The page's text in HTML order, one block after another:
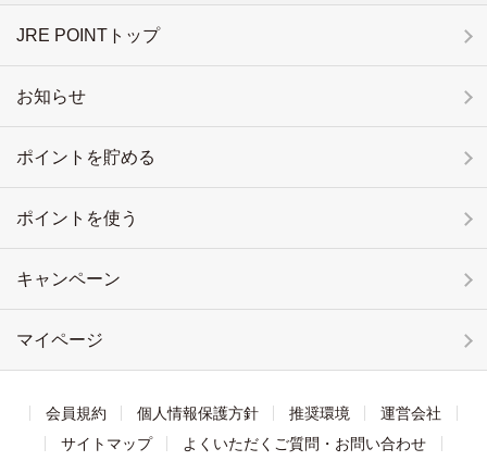
JRE POINTトップ
お知らせ
ポイントを貯める
ポイントを使う
キャンペーン
マイページ
会員規約 個人情報保護方針 推奨環境
運営会社
サイトマップ
よくいただくご質問・お問い合わせ